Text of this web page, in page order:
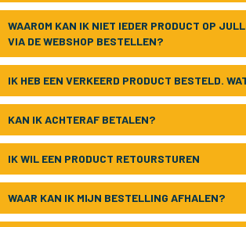
WAAROM KAN IK NIET IEDER PRODUCT OP
VIA DE WEBSHOP BESTELLEN?
IK HEB EEN VERKEERD PRODUCT BESTELD.
KAN IK ACHTERAF BETALEN?
IK WIL EEN PRODUCT RETOURSTUREN
WAAR KAN IK MIJN BESTELLING AFHALEN?